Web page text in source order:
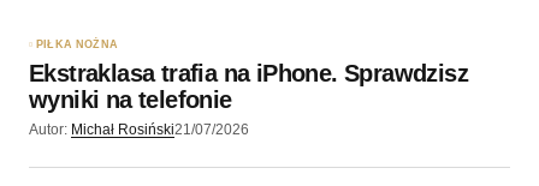
PIŁKA NOŻNA
Ekstraklasa trafia na iPhone. Sprawdzisz
wyniki na telefonie
Autor: Michał Rosiński21/07/2026